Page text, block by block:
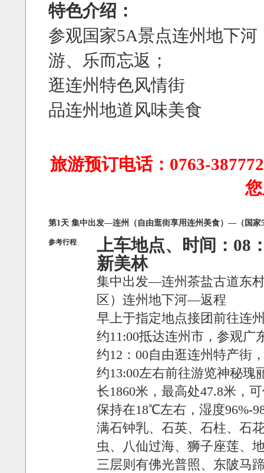
特色介绍：
参观国家5A景点连州地下
游、乐而忘返；
逛连州特色风情街
品连州地道风味美食
旅游预订电话：0763-
第1天 集中出发—连州（自由逛街享用连州美食）—（国
参考行程
上车地点、时间：08
新美林
集中出发—连州茶盐古道东
区）连州地下河—返程
早上于指定地点接团前往连
约11:00抵达连州市，参观广
约12：00自由逛连州特产街
约13:00左右前往游览神秘瑰
长1860米，最高处47.8米，
保持在18℃左右，湿度96%-
满石钟乳、石英、石柱、石
虫、八仙过海、狮子座莲、
三层则有佛光普照、东陂马